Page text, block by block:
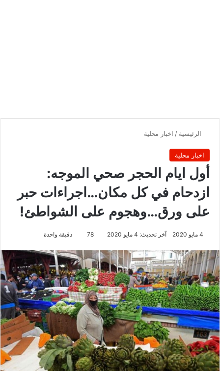
الرئيسية / اخبار محلية
اخبار محلية
أول ايام الحجر صحي الموجه:
ازدحام في كل مكان…اجراءات حبر
على ورق…وهجوم على الشواطئ!
4 مايو 2020 آخر تحديث: 4 مايو 2020 78 دقيقة واحدة